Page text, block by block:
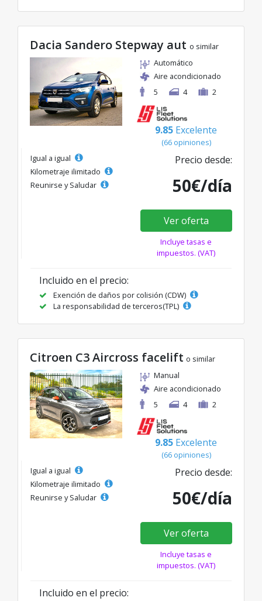
Dacia Sandero Stepway aut o similar
Automático
Aire acondicionado
5
4 2
9.85 Excelente
(66 opiniones)
Igual a igual
Kilometraje ilimitado
Reunirse y Saludar
Precio desde:
50€/día
Ver oferta
Incluye tasas e
impuestos. (VAT)
Incluido en el precio:
Exención de daños por colisión (CDW)
La responsabilidad de terceros(TPL)
Citroen C3 Aircross facelift o similar
Manual
Aire acondicionado
5
4 2
9.85 Excelente
(66 opiniones)
Igual a igual
Kilometraje ilimitado
Reunirse y Saludar
Precio desde:
50€/día
Ver oferta
Incluye tasas e
impuestos. (VAT)
Incluido en el precio: